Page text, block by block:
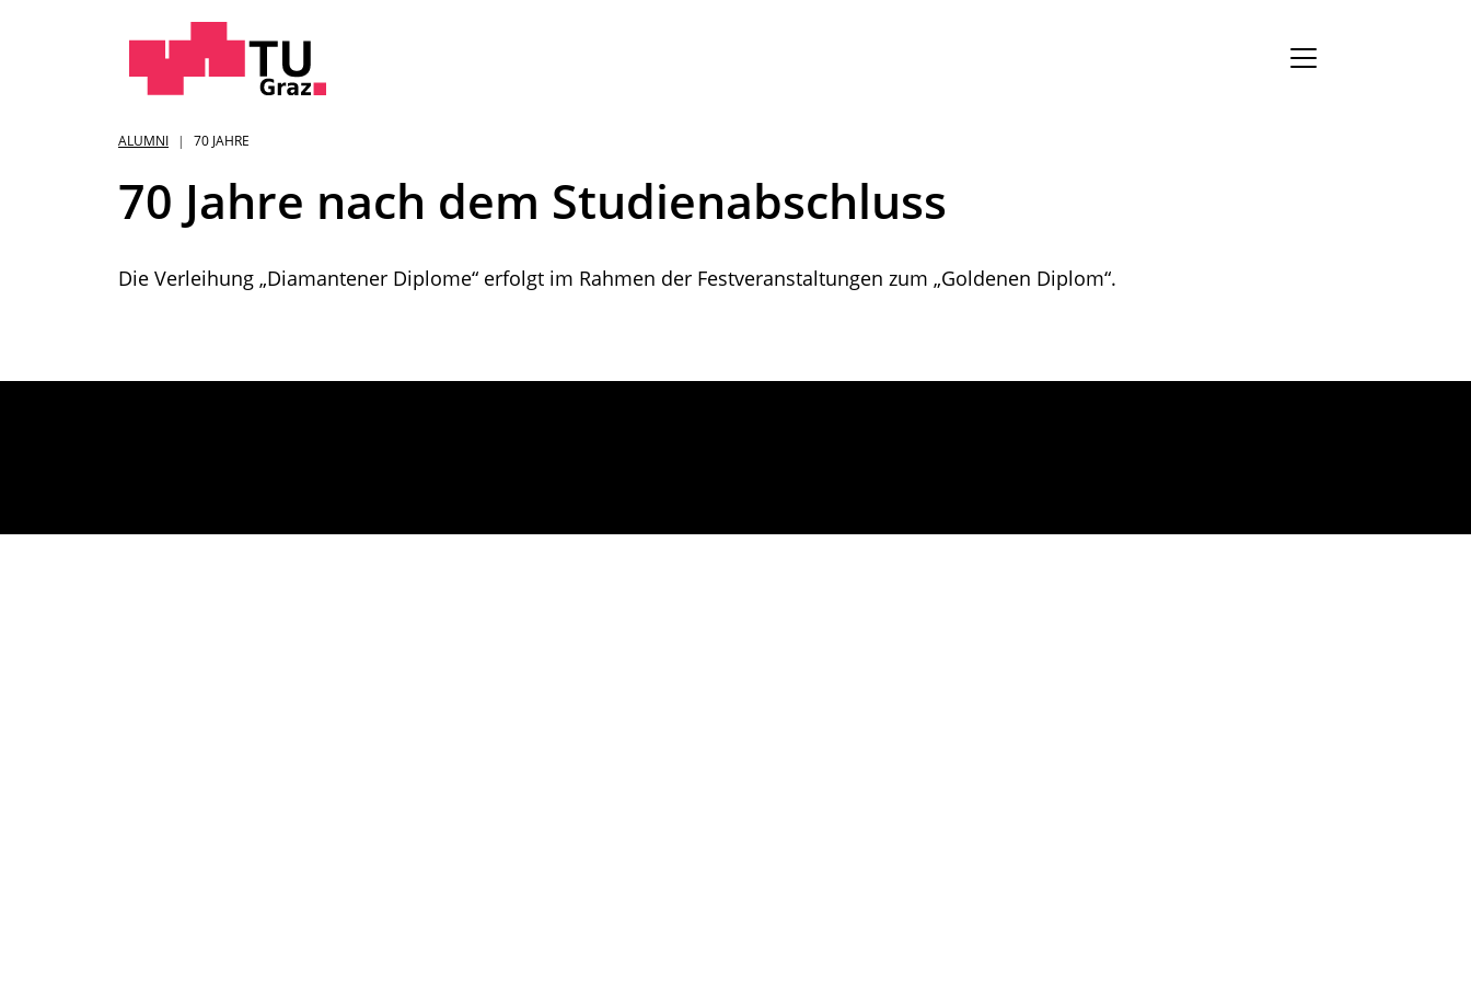
Sie
ALUMNI 70 JAHRE
70 Jahre nach dem Studienabschluss
Die Verleihung „Diamantener Diplome“ erfolgt im Rahmen der Festveranstaltungen zum „Goldenen Diplom“.